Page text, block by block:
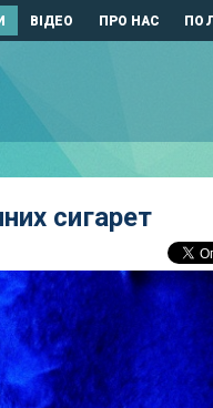
ВІДЕО ПРО НАС
сигарет